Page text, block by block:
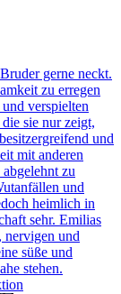
gerne neckt.
zu erregen
verspielten
sie nur zeigt,
und
mit anderen
zu
und
heimlich in
sehr. Emilias
nervigen und
süße und
stehen.